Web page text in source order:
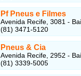
Pf Pneus e Filmes
Avenida Recife, 3081 -
(81) 3471-5120
Pneus & Cia
Avenida Recife, 2952 -
(81) 3339-5005